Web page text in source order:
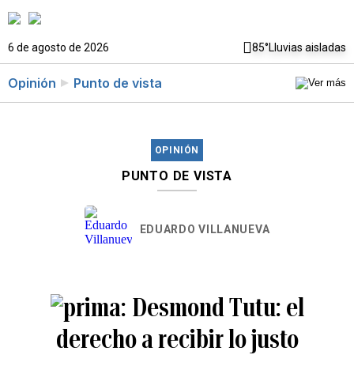
6 de agosto de 2026 85°Lluvias aisladas
Opinión Punto de vista
OPINIÓN
PUNTO DE VISTA
EDUARDO VILLANUEVA
Desmond Tutu: el
derecho a recibir lo justo